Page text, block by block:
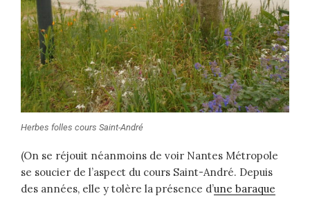
Herbes folles cours Saint-André
(On se réjouit néanmoins de voir Nantes Métropole
se soucier de l’aspect du cours Saint-André. Depuis
des années, elle y tolère la présence d’une baraque